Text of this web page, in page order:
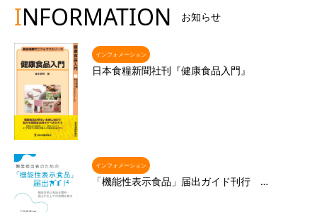
INFORMATION お知らせ
インフォメーション
日本食糧新聞社刊『健康食品入門』
インフォメーション
「機能性表示食品」届出ガイド刊行 …